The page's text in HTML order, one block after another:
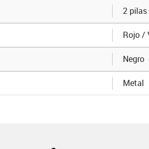
2 pilas
Rojo /
Negro
Metal